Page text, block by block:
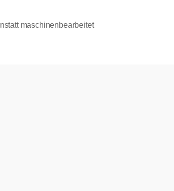
maschinenbearbeitet